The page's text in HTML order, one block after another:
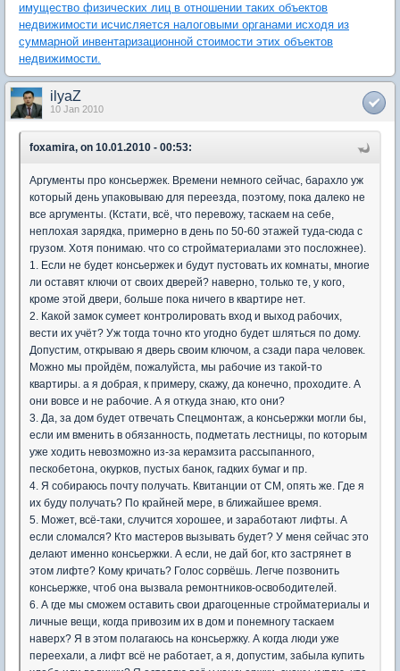
имущество физических лиц в отношении таких объектов
недвижимости исчисляется налоговыми органами исходя из
суммарной инвентаризационной стоимости этих объектов
недвижимости.
ilyaZ
10 Jan 2010
foxamira, on 10.01.2010 - 00:53:
Аргументы про консьержек. Времени немного сейчас, барахло уж
который день упаковываю для переезда, поэтому, пока далеко не
все аргументы. (Кстати, всё, что перевожу, таскаем на себе,
неплохая зарядка, примерно в день по 50-60 этажей туда-сюда с
грузом. Хотя понимаю. что со стройматериалами это посложнее).
1. Если не будет консьержек и будут пустовать их комнаты, многие
ли оставят ключи от своих дверей? наверно, только те, у кого,
кроме этой двери, больше пока ничего в квартире нет.
2. Какой замок сумеет контролировать вход и выход рабочих,
вести их учёт? Уж тогда точно кто угодно будет шляться по дому.
Допустим, открываю я дверь своим ключом, а сзади пара человек.
Можно мы пройдём, пожалуйста, мы рабочие из такой-то
квартиры. а я добрая, к примеру, скажу, да конечно, проходите. А
они вовсе и не рабочие. А я откуда знаю, кто они?
3. Да, за дом будет отвечать Спецмонтаж, а консьержки могли бы,
если им вменить в обязанность, подметать лестницы, по которым
уже ходить невозможно из-за керамзита рассыпанного,
пескобетона, окурков, пустых банок, гадких бумаг и пр.
4. Я собираюсь почту получать. Квитанции от СМ, опять же. Где я
их буду получать? По крайней мере, в ближайшее время.
5. Может, всё-таки, случится хорошее, и заработают лифты. А
если сломался? Кто мастеров вызывать будет? У меня сейчас это
делают именно консьержки. А если, не дай бог, кто застрянет в
этом лифте? Кому кричать? Голос сорвёшь. Легче позвонить
консьержке, чтоб она вызвала ремонтников-освободителей.
6. А где мы сможем оставить свои драгоценные стройматериалы и
личные вещи, когда привозим их в дом и понемногу таскаем
наверх? Я в этом полагаюсь на консьержку. А когда люди уже
переехали, а лифт всё не работает, а я, допустим, забыла купить